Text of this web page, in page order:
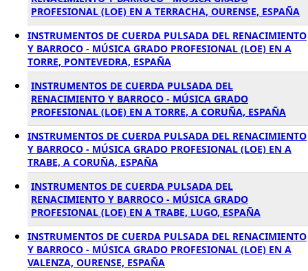
PROFESIONAL (LOE) EN A TERRACHA, OURENSE, ESPAÑA
INSTRUMENTOS DE CUERDA PULSADA DEL RENACIMIENTO
Y BARROCO - MÚSICA GRADO PROFESIONAL (LOE) EN A
TORRE, PONTEVEDRA, ESPAÑA
INSTRUMENTOS DE CUERDA PULSADA DEL
RENACIMIENTO Y BARROCO - MÚSICA GRADO
PROFESIONAL (LOE) EN A TORRE, A CORUÑA, ESPAÑA
INSTRUMENTOS DE CUERDA PULSADA DEL RENACIMIENTO
Y BARROCO - MÚSICA GRADO PROFESIONAL (LOE) EN A
TRABE, A CORUÑA, ESPAÑA
INSTRUMENTOS DE CUERDA PULSADA DEL
RENACIMIENTO Y BARROCO - MÚSICA GRADO
PROFESIONAL (LOE) EN A TRABE, LUGO, ESPAÑA
INSTRUMENTOS DE CUERDA PULSADA DEL RENACIMIENTO
Y BARROCO - MÚSICA GRADO PROFESIONAL (LOE) EN A
VALENZA, OURENSE, ESPAÑA